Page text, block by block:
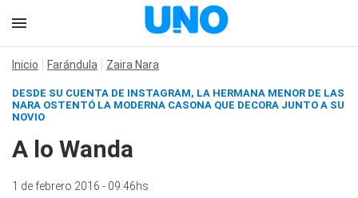
Inicio Farándula Zaira Nara
DESDE SU CUENTA DE INSTAGRAM, LA HERMANA MENOR DE LAS
NARA OSTENTÓ LA MODERNA CASONA QUE DECORA JUNTO A SU
NOVIO
A lo Wanda
1 de febrero 2016 - 09:46hs